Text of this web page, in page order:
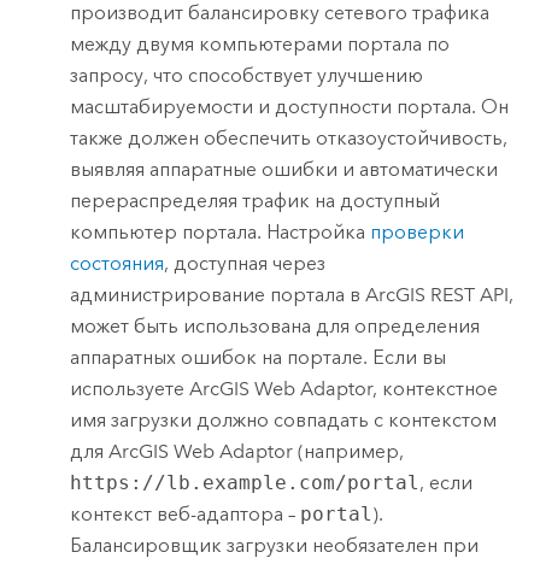
производит балансировку сетевого трафика
между двумя компьютерами портала по
запросу, что способствует улучшению
масштабируемости и доступности портала. Он
также должен обеспечить отказоустойчивость,
выявляя аппаратные ошибки и автоматически
перераспределяя трафик на доступный
компьютер портала. Настройка проверки
состояния, доступная через
администрирование портала в ArcGIS REST API,
может быть использована для определения
аппаратных ошибок на портале. Если вы
используетеArcGIS Web Adaptor, контекстное
имя загрузки должно совпадать с контекстом
дляArcGIS Web Adaptor (например,
https://lb.example.com/portal, если
контекст веб-адаптора – portal).
Балансировщик загрузки необязателен при